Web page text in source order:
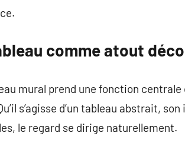
comme atout
mural prend une fonction
s’agisse d’un tableau abstrait,
le regard se dirige naturellement.